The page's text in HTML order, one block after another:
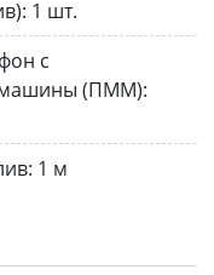
1 шт.
с
машины (ПММ):
1 м